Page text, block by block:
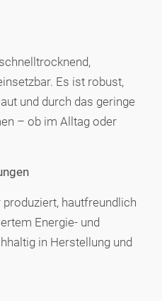
Es ist robust,
und durch das geringe
– ob im Alltag oder
produziert, hautfreundlich
Energie- und
in Herstellung und